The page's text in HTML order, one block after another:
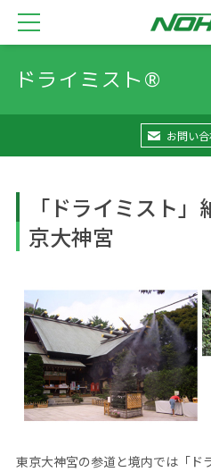
ドライミスト®
お問い
「ドライミスト
京大神宮
東京大神宮の参道と境内では「ド